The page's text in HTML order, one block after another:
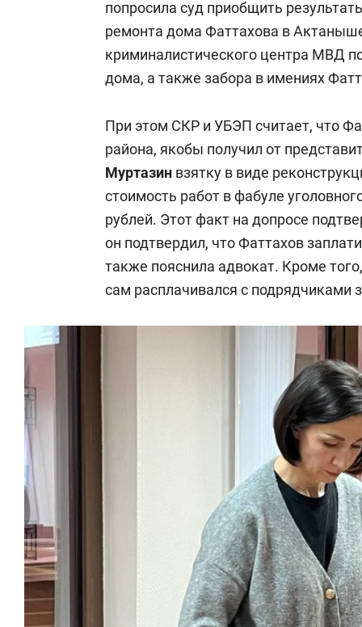
попросила суд приобщить
ремонта дома Фаттахова в
криминалистического центра МВД
дома, а также забора в имениях
При этом СКР и УБЭП считает, что
района, якобы получил от
Муртазин взятку в виде
стоимость работ в фабуле
рублей. Этот факт на допросе
он подтвердил, что Фаттахов
также пояснила адвокат. Кроме
сам расплачивался с подрядчиками